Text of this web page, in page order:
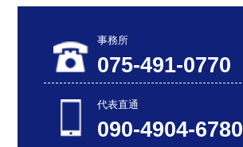
075-491-0770
事務所
090-4904-6780
代表直通